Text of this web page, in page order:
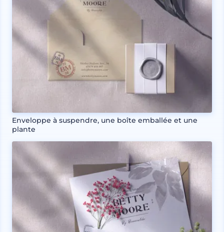
Enveloppe à suspendre, une boîte emballée et une
plante